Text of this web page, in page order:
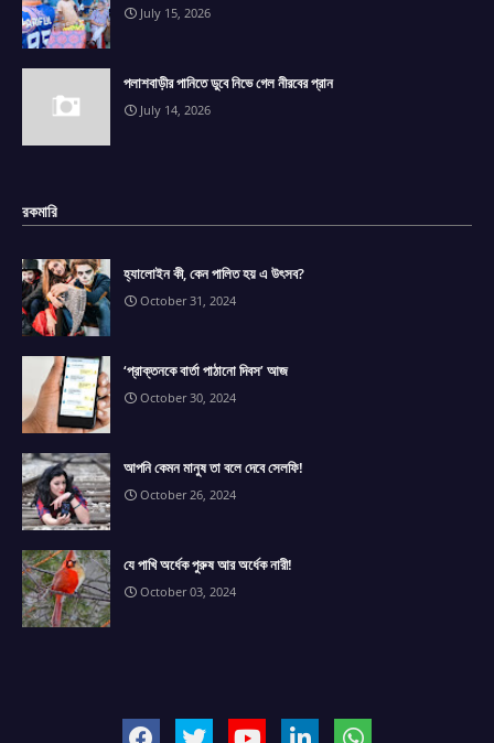
July 15, 2026
পলাশবাড়ীর পানিতে ডুবে নিভে গেল নীরবের প্রান
July 14, 2026
রকমারি
হ্যালোইন কী, কেন পালিত হয় এ উৎসব?
October 31, 2024
‘প্রাক্তনকে বার্তা পাঠানো দিবস’ আজ
October 30, 2024
আপনি কেমন মানুষ তা বলে দেবে সেলফি!
October 26, 2024
যে পাখি অর্ধেক পুরুষ আর অর্ধেক নারী!
October 03, 2024